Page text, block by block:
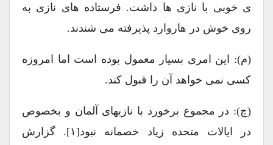
ی خوبی با نازی ها داشت. فرستاده های نازی به
روی خوش در هاروارد پذیرفته می شندند.
(م): این امری بسیار معمول بوده است اما امروزه
کسی نمی خواهد آن را قبول کند.
(چ): در مجموع برخورد با نازیهای آلمان و بخصوص
در ایالات متحده زیاد خصمانه نبود[۱]. گزارش